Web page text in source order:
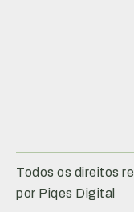
Todos os direitos
por Piqes Digital